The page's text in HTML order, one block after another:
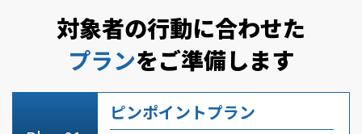
対象者の行動に合わせた
プランをご準備します
ピンポイントプラン